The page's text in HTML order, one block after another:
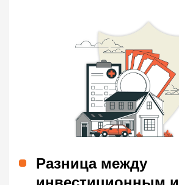
Разница между